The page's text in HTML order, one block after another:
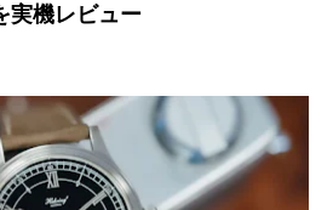
実機レビュー